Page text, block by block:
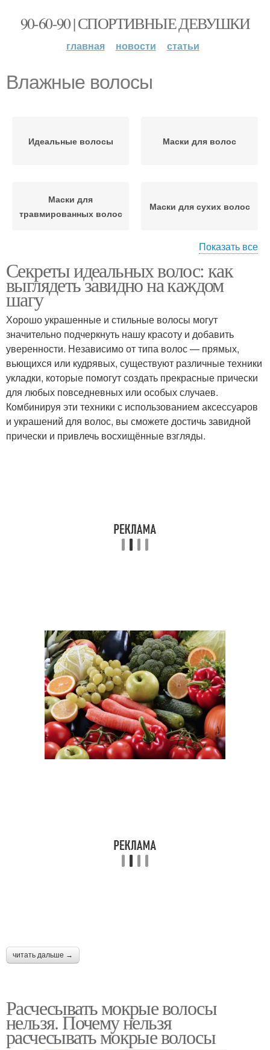
90-60-90 | СПОРТИВНЫЕ ДЕВУШКИ
главная новости статьи
Влажные волосы
Идеальные волосы Маски для волос
Маски для
травмированных волос
Маски для сухих волос
использовании
Резинки для волос
Прически с накладными
волосами
Мокрые волосы
Сухие волосы
Показать все
Секреты идеальных волос: как
выглядеть завидно на каждом
шагу
Хорошо украшенные и стильные волосы могут
значительно подчеркнуть нашу красоту и добавить
уверенности. Независимо от типа волос — прямых,
вьющихся или кудрявых, существуют различные техники
укладки, которые помогут создать прекрасные прически
для любых повседневных или особых случаев.
Комбинируя эти техники с использованием аксессуаров
и украшений для волос, вы сможете достичь завидной
прически и привлечь восхищённые взгляды.
читать дальше →
Расчесывать мокрые волосы
нельзя. Почему нельзя
расчесывать мокрые волосы